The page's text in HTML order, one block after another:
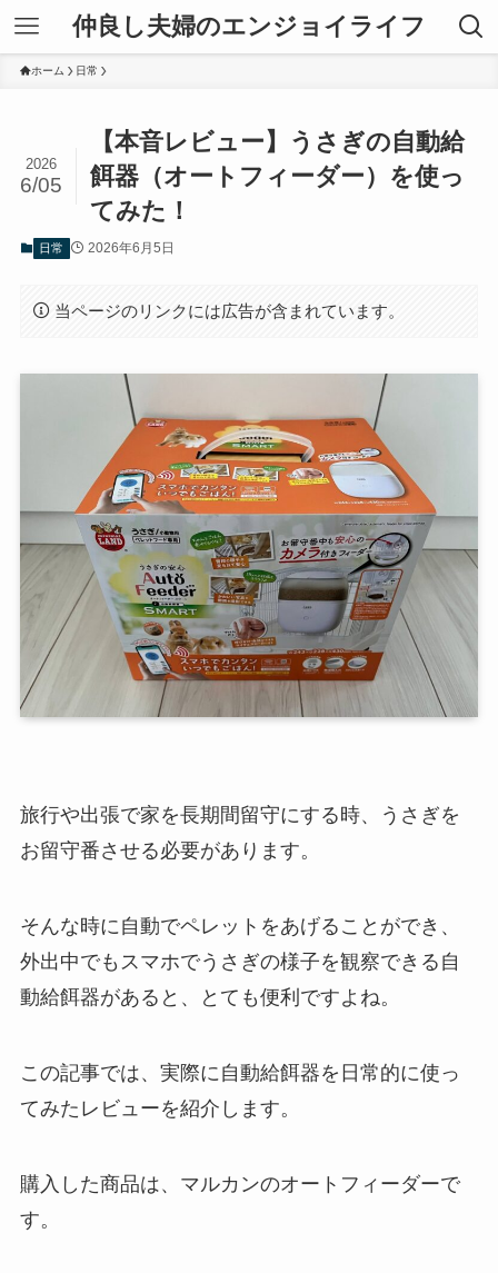
仲良し夫婦のエンジョイライフ
ホーム 日常
【本音レビュー】うさぎの自動給
餌器（オートフィーダー）を使っ
てみた！
2026
6/05
日常 2026年6月5日
当ページのリンクには広告が含まれています。
旅行や出張で家を長期間留守にする時、うさぎを
お留守番させる必要があります。
そんな時に自動でペレットをあげることができ、
外出中でもスマホでうさぎの様子を観察できる自
動給餌器があると、とても便利ですよね。
この記事では、実際に自動給餌器を日常的に使っ
てみたレビューを紹介します。
購入した商品は、マルカンのオートフィーダーで
す。